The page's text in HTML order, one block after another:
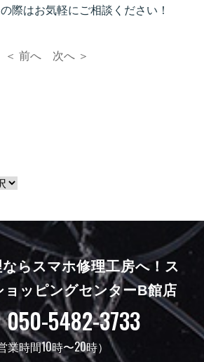
際はお気軽にご相談ください！
＜ 前へ 次へ ＞
らスマホ修理工房へ！ ス
ョッピングセンターB館店
050-5482-3733
業時間10時〜20時）